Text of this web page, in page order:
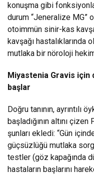
konuşma gibi
durum “Jeneralize MG”
otoimmün sinir-kas
kavşağı hastalıklarında
mutlaka bir nöroloji
Miyastenia Gravis için
başlar
Doğru tanının, ayrıntılı
başladığının altını
şunları ekledi: “Gün
güçsüzlüğü mutlaka
testler (göz kapağında
hastaların başlarını